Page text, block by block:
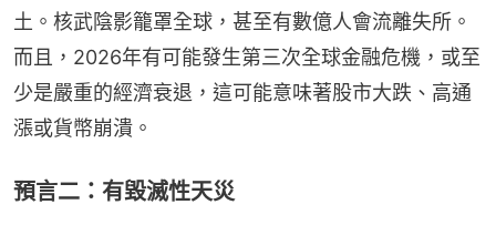
土。核武陰影籠罩全球，甚至有數億人會流離失所。
而且，2026年有可能發生第三次全球金融危機，或至
少是嚴重的經濟衰退，這可能意味著股市大跌、高通
漲或貨幣崩潰。
預言二：有毀滅性天災